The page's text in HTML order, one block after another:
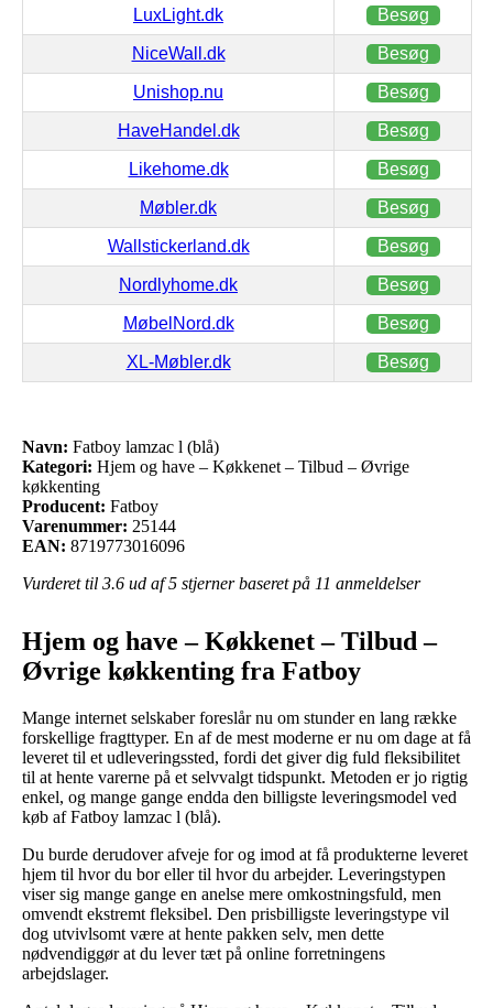
LuxLight.dk Besøg
NiceWall.dk Besøg
Unishop.nu Besøg
HaveHandel.dk Besøg
Likehome.dk Besøg
Møbler.dk Besøg
Wallstickerland.dk Besøg
Nordlyhome.dk Besøg
MøbelNord.dk Besøg
XL-Møbler.dk Besøg
Navn: Fatboy lamzac l (blå)
Kategori: Hjem og have – Køkkenet – Tilbud – Øvrige
køkkenting
Producent: Fatboy
Varenummer: 25144
EAN: 8719773016096
Vurderet til 3.6 ud af 5 stjerner baseret på 11 anmeldelser
Hjem og have – Køkkenet – Tilbud –
Øvrige køkkenting fra Fatboy
Mange internet selskaber foreslår nu om stunder en lang række
forskellige fragttyper. En af de mest moderne er nu om dage at få
leveret til et udleveringssted, fordi det giver dig fuld fleksibilitet
til at hente varerne på et selvvalgt tidspunkt. Metoden er jo rigtig
enkel, og mange gange endda den billigste leveringsmodel ved
køb af Fatboy lamzac l (blå).
Du burde derudover afveje for og imod at få produkterne leveret
hjem til hvor du bor eller til hvor du arbejder. Leveringstypen
viser sig mange gange en anelse mere omkostningsfuld, men
omvendt ekstremt fleksibel. Den prisbilligste leveringstype vil
dog utvivlsomt være at hente pakken selv, men dette
nødvendiggør at du lever tæt på online forretningens
arbejdslager.